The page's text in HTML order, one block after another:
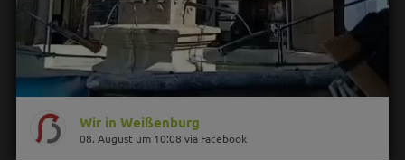
Wir in Weißenburg
08. August um 10:08 via Facebook